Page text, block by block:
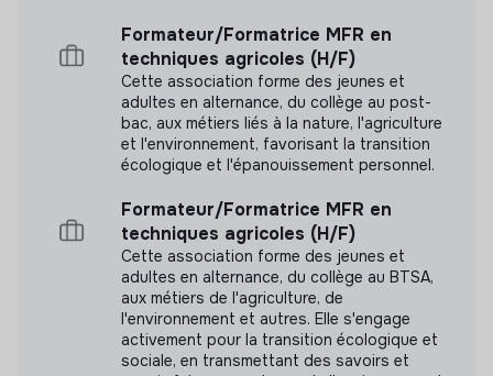
Formateur/Formatrice MFR en
techniques agricoles (H/F)
Cette association forme des jeunes et
adultes en alternance, du collège au post-
bac, aux métiers liés à la nature, l'agriculture
et l'environnement, favorisant la transition
écologique et l'épanouissement personnel.
Formateur/Formatrice MFR en
techniques agricoles (H/F)
Cette association forme des jeunes et
adultes en alternance, du collège au BTSA,
aux métiers de l'agriculture, de
l'environnement et autres. Elle s'engage
activement pour la transition écologique et
sociale, en transmettant des savoirs et